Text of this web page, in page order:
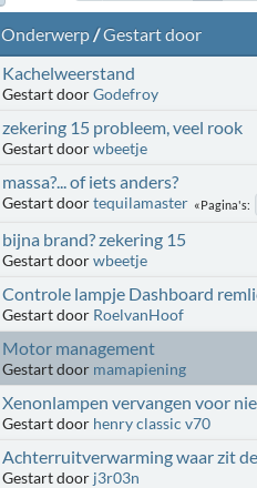
Onderwerp/Gestart door
Kachelweerstand
Gestart doorGodefroy
zekering 15 probleem, veel rook
Gestart doorwbeetje
massa?... of iets anders?
Gestart doortequilamaster Pagina's
bijna brand? zekering 15
Gestart doorwbeetje
Controle lampje Dashboard
Gestart door RoelvanHoof
Motor management
Gestart door mamapiening
Xenonlampen vervangen voor
Gestart door henry classic v70
Achterruitverwarming waar zit
Gestart door j3r03n